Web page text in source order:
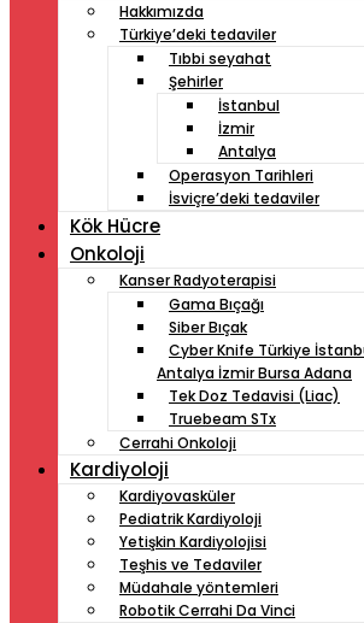
Hakkımızda
Türkiye’deki tedaviler
Tıbbi seyahat
Şehirler
İstanbul
İzmir
Antalya
Operasyon Tarihleri
İsviçre’deki tedaviler
Kök Hücre
Onkoloji
Kanser Radyoterapisi
Gama Bıçağı
Siber Bıçak
Cyber ​​Knife Türkiye
Antalya İzmir Bursa Adana
Tek Doz Tedavisi (Liac)
Truebeam STx
Cerrahi Onkoloji
Kardiyoloji
Kardiyovasküler
Pediatrik Kardiyoloji
Yetişkin Kardiyolojisi
Teşhis ve Tedaviler
Müdahale yöntemleri
Robotik Cerrahi Da Vinci